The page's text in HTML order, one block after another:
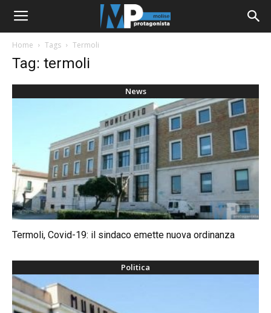
Home Tags Termoli
Tag: termoli
News
Termoli, Covid-19: il sindaco emette nuova ordinanza
Politica